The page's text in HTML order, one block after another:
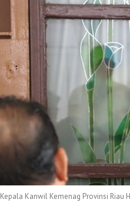
2025
Kepala Kanwil Kemenag Provinsi Riau